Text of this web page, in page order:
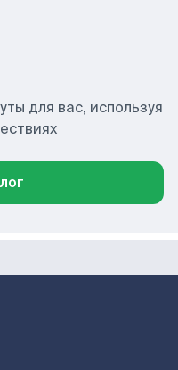
для вас, используя